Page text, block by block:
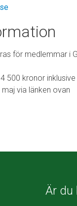
för medlemmar i
500 kronor
via länken ovan
Är du